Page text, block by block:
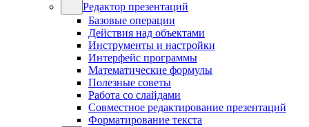
Редактор презентаций
Базовые операции
Действия над объектами
Инструменты и настройки
Интерфейс программы
Математические формулы
Полезные советы
Работа со слайдами
Совместное редактирование презентаций
Форматирование текста